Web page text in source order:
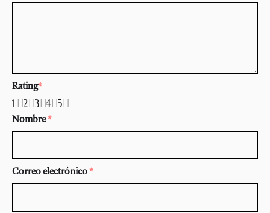
Rating*
5
4
3
2
1
Nombre*
Correo electrónico *